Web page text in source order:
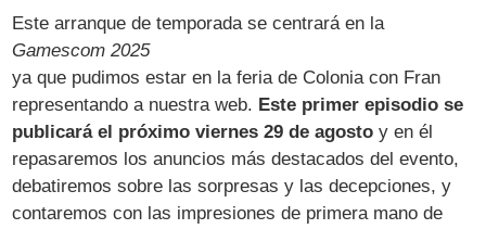
Este arranque de temporada se centrará en la
Gamescom 2025
ya que pudimos estar en la feria de Colonia con Fran
representando a nuestra web. Este primer episodio se
publicará el próximo viernes 29 de agosto y en él
repasaremos los anuncios más destacados del evento,
debatiremos sobre las sorpresas y las decepciones, y
contaremos con las impresiones de primera mano de